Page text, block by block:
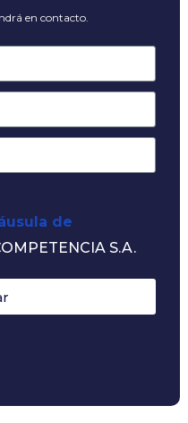
en contacto.
de
S.A.